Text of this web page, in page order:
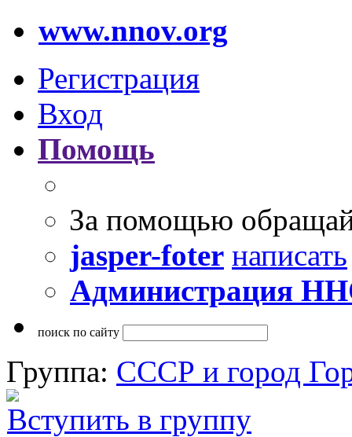
www.nnov.org
Регистрация
Вход
Помощь
За помощью
jasper-foter написать
Администрация
поиск по сайту
Группа: СССР и город
Вступить в группу